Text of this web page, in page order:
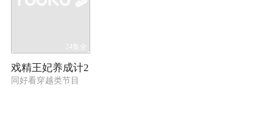
24集全
戏精王妃养成计2
同好看穿越类节目